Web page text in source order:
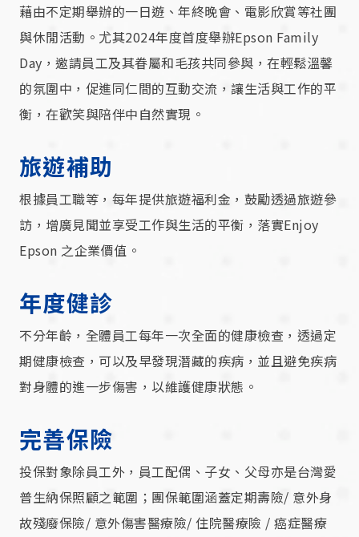
藉由不定期舉辦的一日遊、年終晚會、電影欣賞等社團
與休閒活動。尤其2024年度首度舉辦Epson Family
Day，邀請員工及其眷屬和毛孩共同參與，在輕鬆溫馨
的氛圍中，促進同仁間的互動交流，讓生活與工作的平
衡，在歡笑與陪伴中自然實現。
旅遊補助
根據員工職等，每年提供旅遊福利金，鼓勵透過旅遊參
訪，增廣見聞並享受工作與生活的平衡，落實Enjoy
Epson 之企業價值。
年度健診
不分年齡，全體員工每年一次全面的健康檢查，透過定
期健康檢查，可以及早發現潛藏的疾病，並且避免疾病
對身體的進一步傷害，以維護健康狀態。
完善保險
投保對象除員工外，員工配偶、子女、父母亦是台灣愛
普生納保照顧之範圍；團保範圍涵蓋定期壽險/ 意外身
故殘廢保險/ 意外傷害醫療險/ 住院醫療險 / 癌症醫療